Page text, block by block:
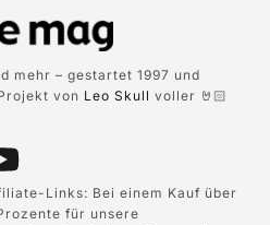
mehr – gestartet 1997 und
von Leo Skull voller 🤘🏻
Links: Bei einem Kauf über
für unsere